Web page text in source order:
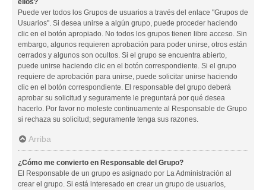
ellos?
Puede ver todos los Grupos de usuarios a través del enlace "Grupos de
Usuarios". Si desea unirse a algún grupo, puede proceder haciendo
clic en el botón apropiado. No todos los grupos tienen libre acceso. Sin
embargo, algunos requieren aprobación para poder unirse, otros están
cerrados y algunos son ocultos. Si el grupo se encuentra abierto,
puede unirse haciendo clic en el botón correspondiente. Si el grupo
requiere de aprobación para unirse, puede solicitar unirse haciendo
clic en el botón correspondiente. El responsable del grupo deberá
aprobar su solicitud y seguramente le preguntará por qué desea
hacerlo. Por favor no moleste continuamente al Responsable de Grupo
si rechaza su solicitud; seguramente tenga sus razones.
Arriba
¿Cómo me convierto en Responsable del Grupo?
El Responsable de un grupo es asignado por La Administración al
crear el grupo. Si está interesado en crear un grupo de usuarios,